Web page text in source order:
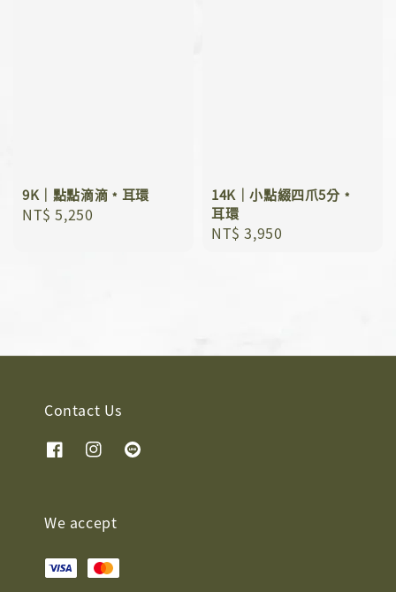
9K｜點點滴滴﹡耳環
Regular
NT$ 5,250
14K｜小點綴四爪5分﹡
耳環
Regular
NT$ 3,950
Contact Us
We accept